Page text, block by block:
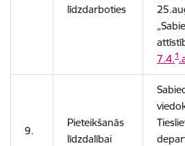
līdzdarboties
7.4.1
9.
Pieteikšanās
līdzdalībai